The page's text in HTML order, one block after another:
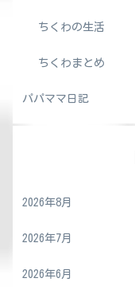
ちくわの生活
ちくわまとめ
パパママ日記
2026年8月
2026年7月
2026年6月